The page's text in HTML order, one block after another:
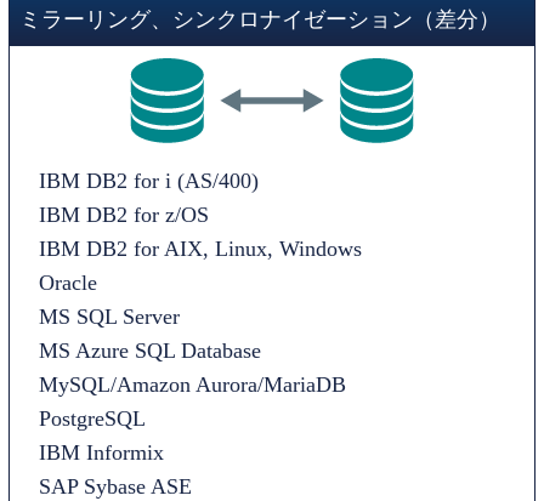
ミラーリング、シンクロナイゼーション（差分）
IBM DB2 for i (AS/400)
IBM DB2 for z/OS
IBM DB2 for AIX, Linux, Windows
Oracle
MS SQL Server
MS Azure SQL Database
MySQL/Amazon Aurora/MariaDB
PostgreSQL
IBM Informix
SAP Sybase ASE